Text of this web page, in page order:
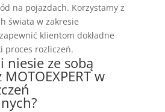
na pojazdach. Korzystamy z
świata w zakresie
klientom dokładne
proces rozliczeń.
niesie ze sobą
w